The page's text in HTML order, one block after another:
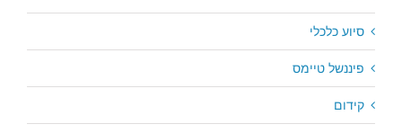
סיוע כלכלי
פיננשל טיימס
קידום